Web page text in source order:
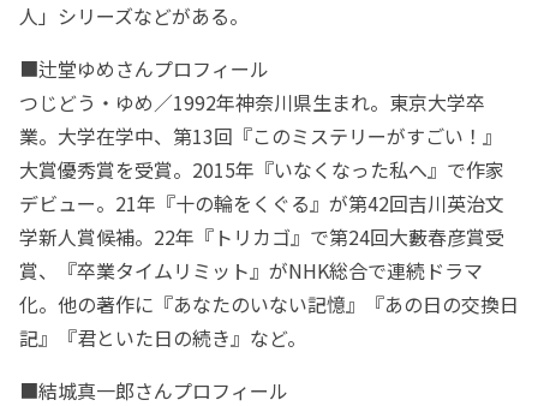
人」シリーズなどがある。
■辻堂ゆめさんプロフィール
つじどう・ゆめ／1992年神奈川県生まれ。東京大学卒
業。大学在学中、第13回『このミステリーがすごい！』
大賞優秀賞を受賞。2015年『いなくなった私へ』で作家
デビュー。21年『十の輪をくぐる』が第42回吉川英治文
学新人賞候補。22年『トリカゴ』で第24回大藪春彦賞受
賞、『卒業タイムリミット』がNHK総合で連続ドラマ
化。他の著作に『あなたのいない記憶』『あの日の交換日
記』『君といた日の続き』など。
■結城真一郎さんプロフィール